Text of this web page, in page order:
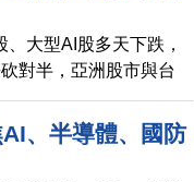
資瘋搶日本房產
最快11日簽約｜
各國時尚力
大型AI股多天下跌，
對半，亞洲股市與台
檔風險。 2025年日本
，刷新歷史新高。而台
帶動不動產市場行情熱
、半導體、國防
上看5000美元｜